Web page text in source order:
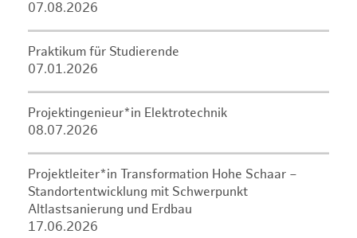
07.08.2026
Praktikum für Studierende
07.01.2026
Projektingenieur*in Elektrotechnik
08.07.2026
Projektleiter*in Transformation Hohe Schaar –
Standortentwicklung mit Schwerpunkt
Altlastsanierung und Erdbau
17.06.2026